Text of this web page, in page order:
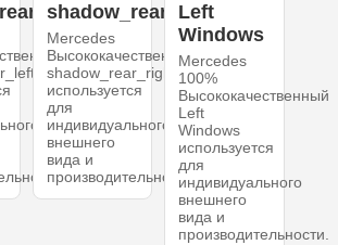
shadow_rear_right
Mercedes
Высококачественный
shadow_rear_right
используется
для
индивидуального
внешнего
вида и
производительности.
Left
Windows
Mercedes
100%
Высококачественный
Left
Windows
используется
для
индивидуального
внешнего
вида и
производительности.